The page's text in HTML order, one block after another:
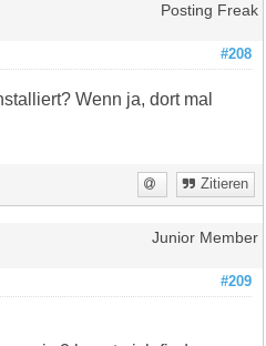
Posting Freak
#208
Wenn ja, dort mal
Zitieren
Junior Member
#209